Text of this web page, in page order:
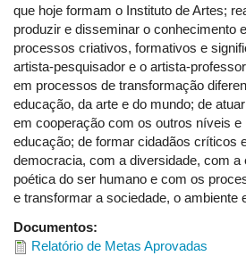
que hoje formam o Instituto de Artes;
produzir e disseminar o conhecimento
processos criativos, formativos e
artista-pesquisador e o artista-
em processos de transformação
educação, da arte e do mundo; de
em cooperação com os outros níveis e
educação; de formar cidadãos críticos
democracia, com a diversidade, com a
poética do ser humano e com os
e transformar a sociedade, o ambiente
Documentos:
Relatório de Metas Aprovadas